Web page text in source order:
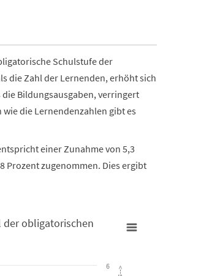
Schulstufe der
die Zahl der Lernenden, erhöht sich
Bildungsausgaben, verringert
die Lernendenzahlen gibt es
einer Zunahme von 5,3
Prozent zugenommen. Dies ergibt
seit 2011
der obligatorischen
6